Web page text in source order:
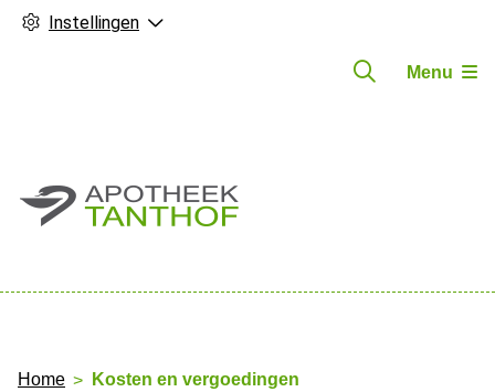
Instellingen
Menu
Home Kosten en vergoedingen